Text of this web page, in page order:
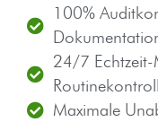
100%
24/7
Maximale